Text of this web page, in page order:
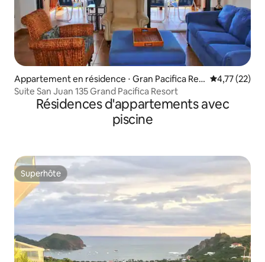
Appartement en résidence ⋅ Gran Pacifica Res
ort
Évaluation
4,77 (22)
Suite San Juan 135 Grand Pacifica Resort
Résidences d'appartements avec
piscine
Superhôte
Superhôte